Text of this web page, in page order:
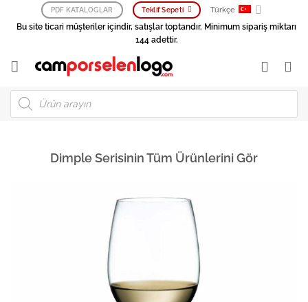
PDF KATALOGLAR Teklif Sepeti Türkçe
Bu site ticari müşteriler içindir, satışlar toptandır. Minimum sipariş miktarı
144 adettir.
Products
search
Dimple Serisinin Tüm Ürünlerini Gör